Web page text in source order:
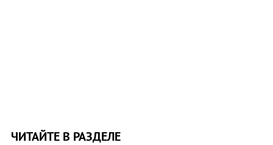
ЧИТАЙТЕ В РАЗДЕЛЕ